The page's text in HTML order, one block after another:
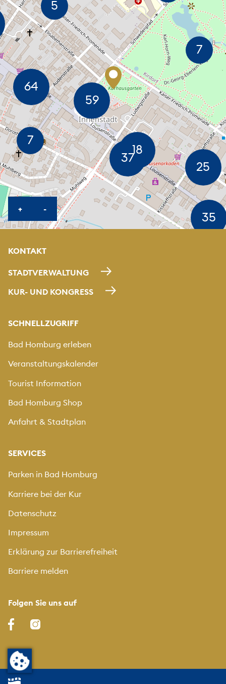
+KARTE HEREINZOOMEN
-KARTE HERAUSZOOMEN
KONTAKT
STADTVERWALTUNG
KUR- UND KONGRESS
SCHNELLZUGRIFF
Bad Homburg erleben
Veranstaltungskalender
Tourist Information
Bad Homburg Shop
Anfahrt & Stadtplan
SERVICES
Parken in Bad Homburg
Karriere bei der Kur
Datenschutz
Impressum
Erklärung zur Barrierefreiheit
Barriere melden
Folgen Sie uns auf